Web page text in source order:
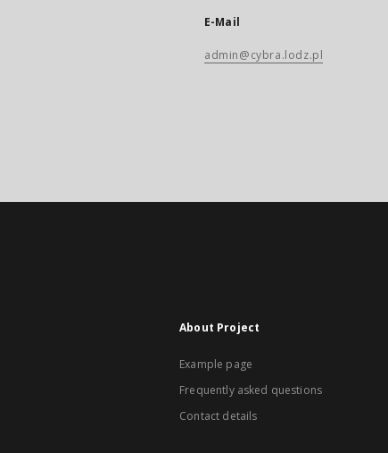
E-Mail
admin@cybra.lodz.pl
About Project
Example page
Frequently asked questions
Contact details